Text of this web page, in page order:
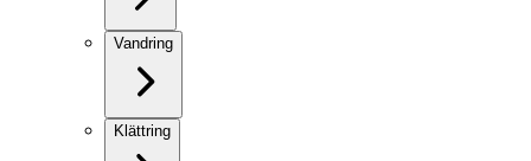
Vandring
Klättring